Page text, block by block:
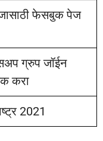
फेसबुक पेज
ग्रुप जॉईन
करा
2021